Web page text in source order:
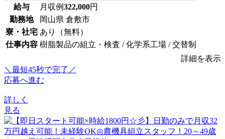
給与 月収例322,000円
勤務地
岡山県 倉敷市
寮・社宅 あり（無料）
仕事内容 樹脂製品の組立・検査 / 化学系工場 / 交替制
詳細を表示
＼最短45秒で完了／
応募へ進む
詳しく
見る